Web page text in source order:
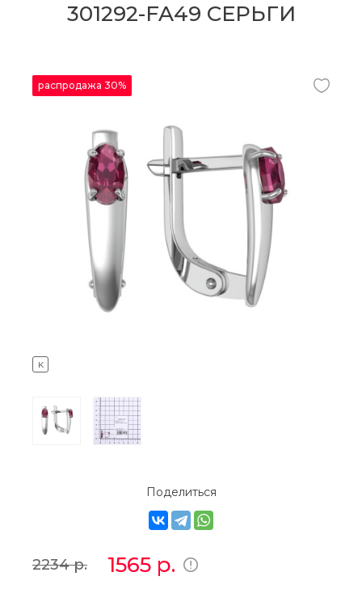
301292-FA49 СЕРЬГИ
распродажа 30%
K
Поделиться
2234р. 1565 р.